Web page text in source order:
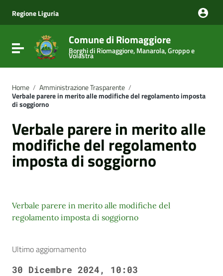
Vai al menu di navigazione
Vai al footer
Regione Liguria
Attiva / disattiva la navigazione
Comune di Riomaggiore
Borghi di Riomaggiore, Manarola, Groppo e
Volastra
Home / Amministrazione Trasparente /
Verbale parere in merito alle modifiche del regolamento imposta
di soggiorno
Verbale parere in merito alle
modifiche del regolamento
imposta di soggiorno
Verbale parere in merito alle modifiche del
regolamento imposta di soggiorno
Ultimo aggiornamento
30 Dicembre 2024, 10:03